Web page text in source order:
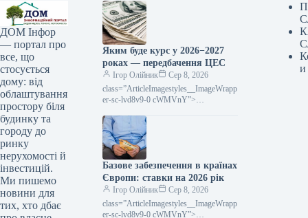
ДОМ Інфор
— портал про
все, що
стосується
дому: від
облаштування
простору біля
будинку та
городу до
ринку
нерухомості й
інвестицій.
Ми пишемо
новини для
тих, хто дбає
Яким буде курс у 2026−2027
роках — передбачення ЦЕС
Ігор Олійник
Сер 8, 2026
class=”ArticleImagestyles__ImageWrapp
er-sc-lvd8v9-0 cWMVnY”>
у 2026 році очікується на рівні 44,5
грн за доларПротягом 2026−2027
Базове забезпечення в країнах
Європи: ставки на 2026 рік
Ігор Олійник
Сер 8, 2026
class=”ArticleImagestyles__ImageWrapp
er-sc-lvd8v9-0 cWMVnY”>
и